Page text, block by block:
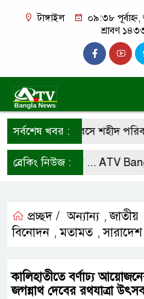
টাঙ্গাইল
০৯:৩৮
শ্রাবণ ১৪৩৩
সর্বশেষ খবর :দিবসে শহীদ পরিবার
ব্রেকিং নিউজ :
করে রাখুন ... ATV Bangla
প্রচ্ছদ / অন্যান্য ,জাতীয়
বিনোদন ,মতামত ,সারাদেশ
কালিহাতীতে বর্ণাঢ্য
জগন্নাথ দেবের রথযাত্রা